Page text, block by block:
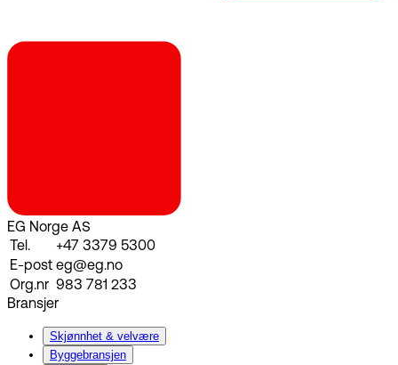
EG Norge AS
Tel.
+47 3379 5300
E-post eg@eg.no
Org.nr 983 781 233
Bransjer
Skjønnhet & velvære
Byggebransjen